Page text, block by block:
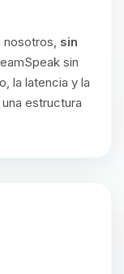
sin
sin
la latencia y la
estructura